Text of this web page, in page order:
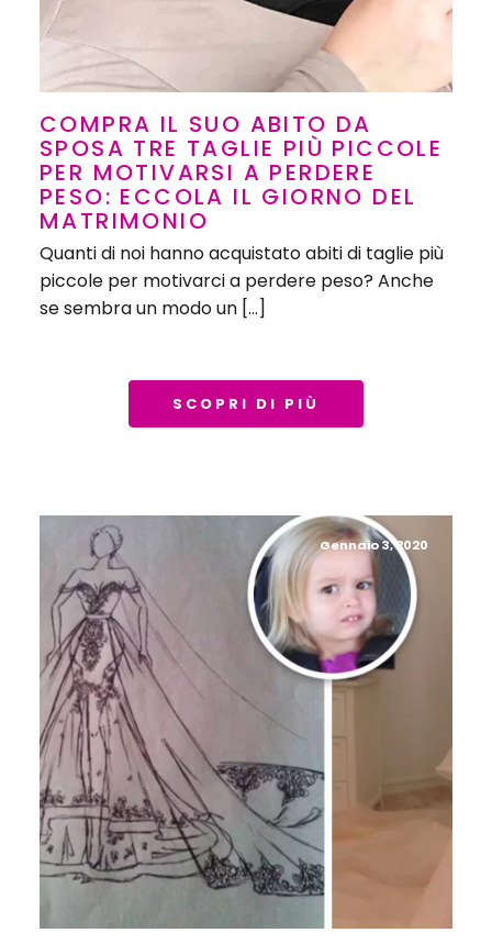
COMPRA IL SUO ABITO DA
SPOSA TRE TAGLIE PIÙ PICCOLE
PER MOTIVARSI A PERDERE
PESO: ECCOLA IL GIORNO DEL
MATRIMONIO
Quanti di noi hanno acquistato abiti di taglie più
piccole per motivarci a perdere peso? Anche
se sembra un modo un […]
SCOPRI DI PIÙ
Gennaio 3, 2020